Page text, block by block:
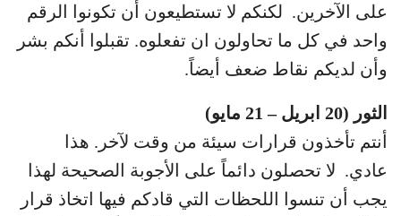
على الآخرين. لكنكم لا تستطيعون أن تكونوا الرقم
واحد في كل ما تحاولون ان تفعلوه. تقبلوا أنكم بشر
وأن لديكم نقاط ضعف أيضاً.
الثور (20 ابريل – 21 مايو)
أنتم تأخذون قرارات سيئة من وقت لآخر. هذا
عادي. لا تحصلون دائماً على الأجوبة الصحيحة لهذا
يجب أن تنسوا اللحظات التي قادكم فيها اتخاذ قرار